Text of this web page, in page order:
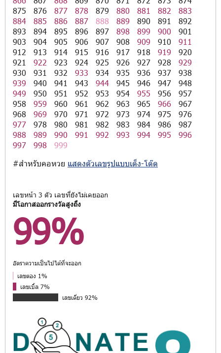
875
876 877 878 879 880 881 882
883
884
885 886 887 888 889 890 891
892
893
894 895 896 897 898 899 900
901
903
904 905 906 907 908 909 910
911
912
913 914 915 916 917 918 919
920
921
922 923 924 925 926 927 928
929
930
931 932 933 934 935 936 937
938
939
940 941 943 944 945 946 947
948
949
950 951 952 953 954 955 956
957
958
959 960 961 962 963 965 966
967
968
969 970 971 972 973 974 975
976
977
978 980 981 982 983 984 986
987
988
989 990 991 992 993 994 995
996
997
998
999
#สำหรับคอหวย แสดงตัวเลขรูปแบบเต็ง-โต๊ด
เลขหน้า 3 ตัว เลขที่ยังไม่เคยออก
มีโอกาสออกรางวัลสูงถึง
99%
อัตราความเป็นไปได้ที่จะออก
เลขตอง 1%
เลขเบิ้ล 7%
เลขเดี่ยว 92%